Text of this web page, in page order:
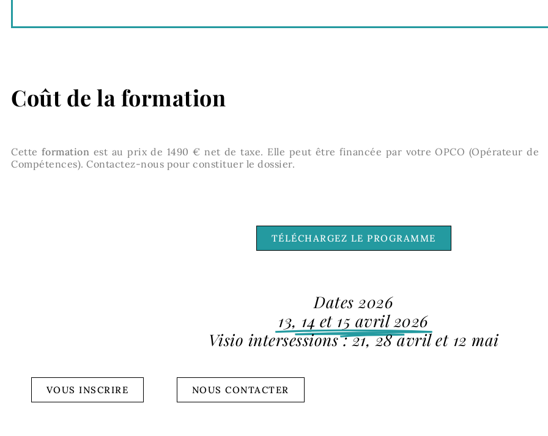
Coût de la formation
Cette formation est au prix de 1490 € net de taxe. Elle peut être financée par votre OPCO (Opérateur de
Compétences). Contactez-nous pour constituer le dossier.
TÉLÉCHARGEZ LE PROGRAMME
Dates 2026
13, 14 et 15 avril 2026
Visio intersessions : 21, 28 avril et 12 mai
VOUS INSCRIRE NOUS CONTACTER